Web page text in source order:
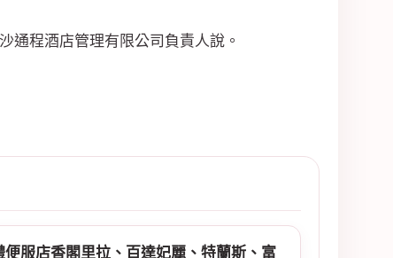
通程酒店管理有限公司負責人說。
便服店香閣里拉、百達妃麗、特蘭斯、富